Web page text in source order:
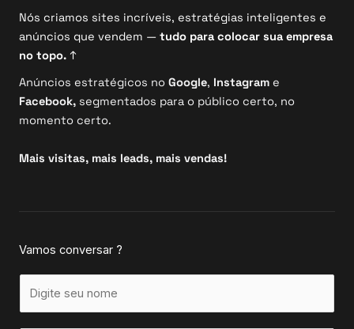
Nós criamos sites incríveis, estratégias inteligentes e
anúncios que vendem — tudo para colocar sua empresa
no topo. ↑
Anúncios estratégicos no Google, Instagram e
Facebook, segmentados para o público certo, no
momento certo.
Mais visitas, mais leads, mais vendas!
Vamos conversar ?